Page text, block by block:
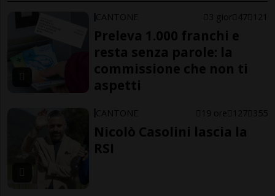
CANTONE 3 gior 47 121
Preleva 1.000 franchi e
resta senza parole: la
commissione che non ti
aspetti
CANTONE 19 ore 127 355
Nicolò Casolini lascia la
RSI